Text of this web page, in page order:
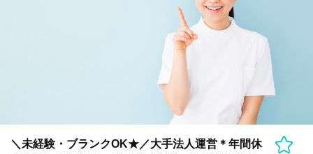
＼未経験・ブランクOK★／大手法人運営＊年間休